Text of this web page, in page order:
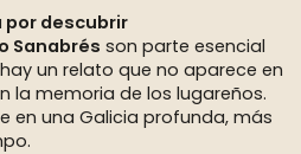
por descubrir
Sanabrés son parte esencial
un relato que no aparece en
la memoria de los lugareños.
en una Galicia profunda, más